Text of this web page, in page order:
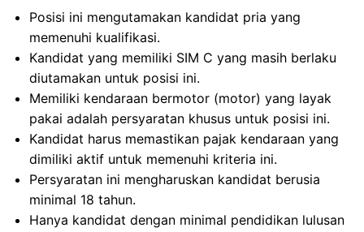
Posisi ini mengutamakan kandidat pria yang
memenuhi kualifikasi.
Kandidat yang memiliki SIM C yang masih berlaku
diutamakan untuk posisi ini.
Memiliki kendaraan bermotor (motor) yang layak
pakai adalah persyaratan khusus untuk posisi ini.
Kandidat harus memastikan pajak kendaraan yang
dimiliki aktif untuk memenuhi kriteria ini.
Persyaratan ini mengharuskan kandidat berusia
minimal 18 tahun.
Hanya kandidat dengan minimal pendidikan lulusan